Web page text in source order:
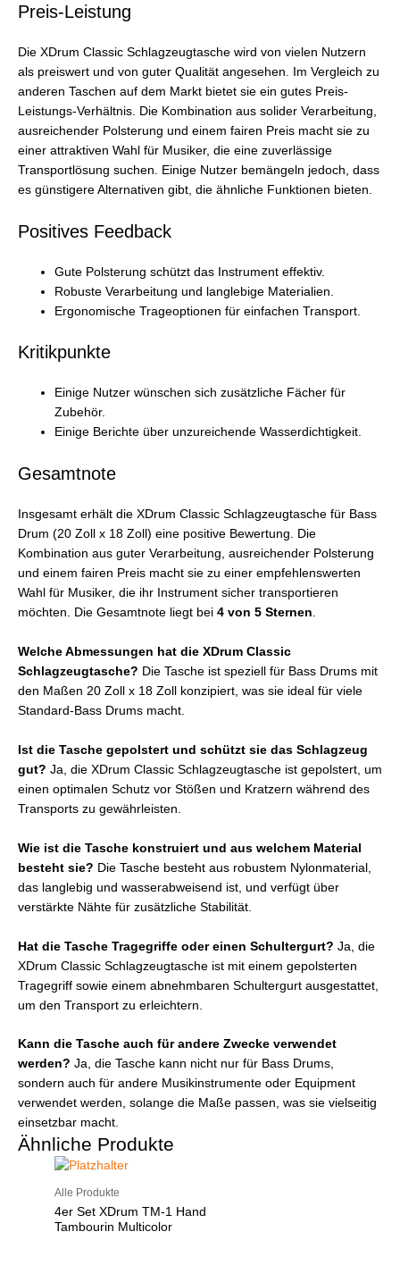
Preis-Leistung
Die XDrum Classic Schlagzeugtasche wird von vielen Nutzern
als preiswert und von guter Qualität angesehen. Im Vergleich zu
anderen Taschen auf dem Markt bietet sie ein gutes Preis-
Leistungs-Verhältnis. Die Kombination aus solider Verarbeitung,
ausreichender Polsterung und einem fairen Preis macht sie zu
einer attraktiven Wahl für Musiker, die eine zuverlässige
Transportlösung suchen. Einige Nutzer bemängeln jedoch, dass
es günstigere Alternativen gibt, die ähnliche Funktionen bieten.
Positives Feedback
Gute Polsterung schützt das Instrument effektiv.
Robuste Verarbeitung und langlebige Materialien.
Ergonomische Trageoptionen für einfachen Transport.
Kritikpunkte
Einige Nutzer wünschen sich zusätzliche Fächer für
Zubehör.
Einige Berichte über unzureichende Wasserdichtigkeit.
Gesamtnote
Insgesamt erhält die XDrum Classic Schlagzeugtasche für Bass
Drum (20 Zoll x 18 Zoll) eine positive Bewertung. Die
Kombination aus guter Verarbeitung, ausreichender Polsterung
und einem fairen Preis macht sie zu einer empfehlenswerten
Wahl für Musiker, die ihr Instrument sicher transportieren
möchten. Die Gesamtnote liegt bei 4 von 5 Sternen.
Welche Abmessungen hat die XDrum Classic
Schlagzeugtasche? Die Tasche ist speziell für Bass Drums mit
den Maßen 20 Zoll x 18 Zoll konzipiert, was sie ideal für viele
Standard-Bass Drums macht.
Ist die Tasche gepolstert und schützt sie das Schlagzeug
gut? Ja, die XDrum Classic Schlagzeugtasche ist gepolstert, um
einen optimalen Schutz vor Stößen und Kratzern während des
Transports zu gewährleisten.
Wie ist die Tasche konstruiert und aus welchem Material
besteht sie? Die Tasche besteht aus robustem Nylonmaterial,
das langlebig und wasserabweisend ist, und verfügt über
verstärkte Nähte für zusätzliche Stabilität.
Hat die Tasche Tragegriffe oder einen Schultergurt? Ja, die
XDrum Classic Schlagzeugtasche ist mit einem gepolsterten
Tragegriff sowie einem abnehmbaren Schultergurt ausgestattet,
um den Transport zu erleichtern.
Kann die Tasche auch für andere Zwecke verwendet
werden? Ja, die Tasche kann nicht nur für Bass Drums,
sondern auch für andere Musikinstrumente oder Equipment
verwendet werden, solange die Maße passen, was sie vielseitig
einsetzbar macht.
Ähnliche Produkte
Alle Produkte
4er Set XDrum TM-1 Hand
Tambourin Multicolor